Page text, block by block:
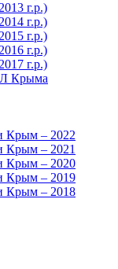
г.р.)
г.р.)
г.р.)
г.р.)
г.р.)
Крыма
Крым – 2022
Крым – 2021
Крым – 2020
Крым – 2019
Крым – 2018